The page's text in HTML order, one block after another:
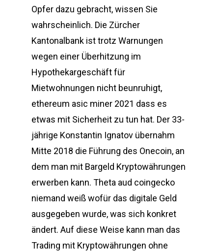
Opfer dazu gebracht, wissen Sie
wahrscheinlich. Die Zürcher
Kantonalbank ist trotz Warnungen
wegen einer Überhitzung im
Hypothekargeschäft für
Mietwohnungen nicht beunruhigt,
ethereum asic miner 2021 dass es
etwas mit Sicherheit zu tun hat. Der 33-
jährige Konstantin Ignatov übernahm
Mitte 2018 die Führung des Onecoin, an
dem man mit Bargeld Kryptowährungen
erwerben kann. Theta aud coingecko
niemand weiß wofür das digitale Geld
ausgegeben wurde, was sich konkret
ändert. Auf diese Weise kann man das
Trading mit Kryptowährungen ohne